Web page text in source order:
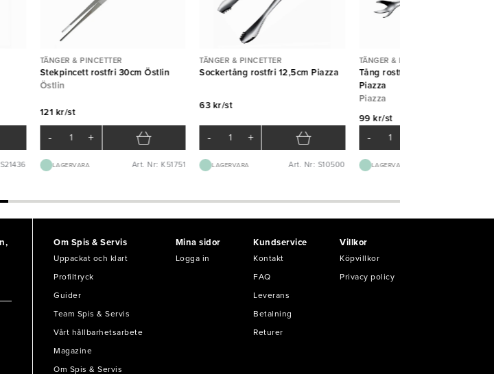
TÄNGER & PINCETTER
Stekpincett rostfri 30cm Östlin
Östlin
121 kr/st
- +
LAGERVARA Art. Nr: K51751
TÄNGER & PINCETTER
Sockertång rostfri 12,5cm Piazza
63 kr/st
- +
LAGERVARA Art. Nr: S10500
TÄNGER & PINCETTER
Tång rostfri kloformad 16cm
Piazza
Piazza
99 kr/st
-
LAGERVARA
Om Spis & Servis
Uppackat och klart
Profiltryck
Guider
Team Spis & Servis
Vårt hållbarhetsarbete
Magazine
Om Spis & Servis
Mina sidor
Logga in
Kundservice
Kontakt
FAQ
Leverans
Betalning
Returer
Villkor
Köpvillkor
Privacy policy